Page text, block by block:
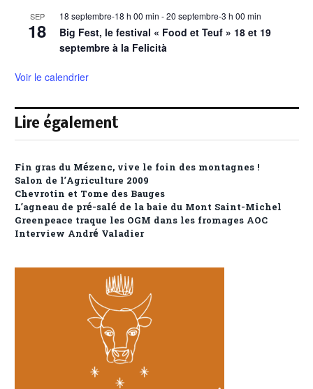
SEP
18
18 septembre-18 h 00 min -20 septembre-3 h 00 min
Big Fest, le festival « Food et Teuf » 18 et 19
septembre à la Felicità
Voir le calendrier
Lire également
Fin gras du Mézenc, vive le foin des montagnes !
Salon de l’Agriculture 2009
Chevrotin et Tome des Bauges
L’agneau de pré-salé de la baie du Mont Saint-Michel
Greenpeace traque les OGM dans les fromages AOC
Interview André Valadier